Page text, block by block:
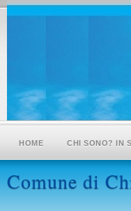
HOME CHI SONO? IN
Comune di